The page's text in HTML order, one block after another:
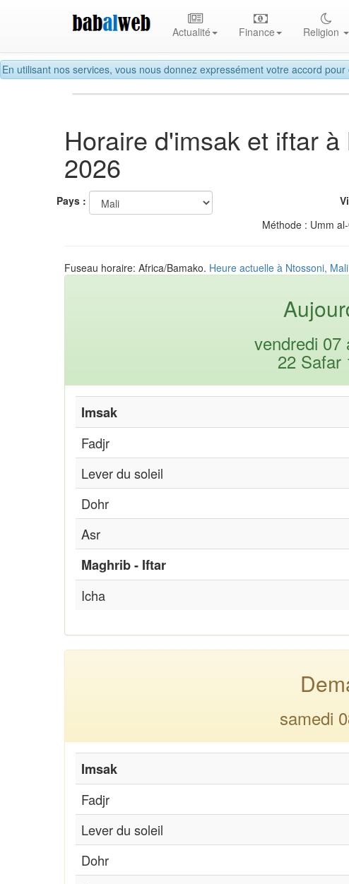
En utilisant nos services, vous nous donnez expressément votre accord
Actualité Finance Religion
Horaire d'imsak et iftar
2026
Pays :
Méthode : Umm
Fuseau horaire: Africa/Bamako. Heure actuelle à Ntossoni, Mali
vendredi 07
22 Safar
Imsak
Fadjr
Lever du soleil
Dohr
Asr
Maghrib - Iftar
Icha
samedi
Imsak
Fadjr
Lever du soleil
Dohr